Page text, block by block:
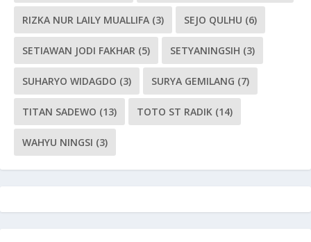
RIZKA NUR LAILY MUALLIFA (3) SEJO QULHU (6)
SETIAWAN JODI FAKHAR (5) SETYANINGSIH (3)
SUHARYO WIDAGDO (3) SURYA GEMILANG (7)
TITAN SADEWO (13) TOTO ST RADIK (14)
WAHYU NINGSI (3)